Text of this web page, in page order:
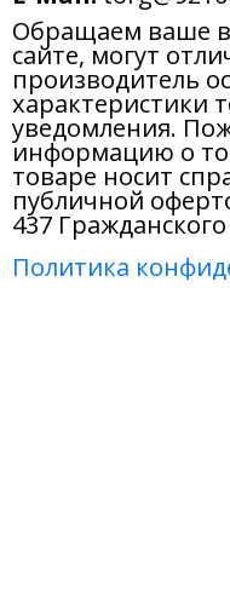
Обращаем ваше
сайте, могут
производитель
характеристики
уведомления.
информацию о
товаре носит
публичной
437
Политика